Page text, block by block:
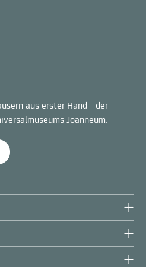
aus erster Hand - der
Joanneum: